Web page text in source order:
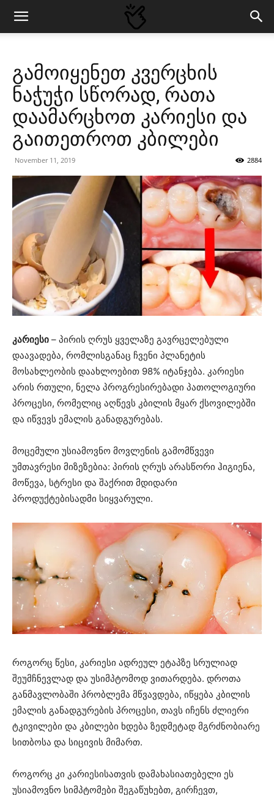
გამოიყენეთ კვერცხის
ნაჭუჭი სწორად, რათა
დაამარცხოთ კარიესი და
გაითეთროთ კბილები
November 11, 2019 2884
კარიესი – პირის ღრუს ყველაზე გავრცელებული
დაავადება, რომლისგანაც ჩვენი პლანეტის
მოსახლეობის დაახლოებით 98% იტანჯება. კარიესი
არის რთული, ნელა პროგრესირებადი პათოლოგიური
პროცესი, რომელიც აღწევს კბილის მყარ ქსოვილებში
და იწვევს ემალის განადგურებას.
მოცემული უსიამოვნო მოვლენის გამომწვევი
უმთავრესი მიზეზებია: პირის ღრუს არასწორი ჰიგიენა,
მოწევა, სტრესი და შაქრით მდიდარი
პროდუქტებისადმი სიყვარული.
როგორც წესი, კარიესი ადრეულ ეტაპზე სრულიად
შეუმჩნევლად და უსიმპტომოდ ვითარდება. დროთა
განმავლობაში პრობლემა მწვავდება, იწყება კბილის
ემალის განადგურების პროცესი, თავს იჩენს ძლიერი
ტკივილები და კბილები ხდება ზედმეტად მგრძნობიარე
სითბოსა და სიცივის მიმართ.
როგორც კი კარიესისათვის დამახასიათებელი ეს
უსიამოვნო სიმპტომები შეგაწუხებთ, გირჩევთ,